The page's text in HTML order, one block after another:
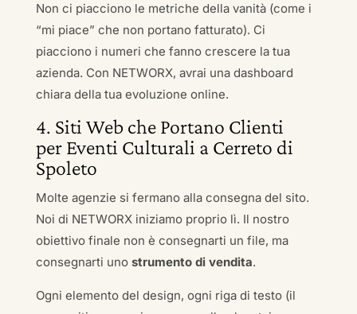
Non ci piacciono le metriche della vanità (come i
“mi piace” che non portano fatturato). Ci
piacciono i numeri che fanno crescere la tua
azienda. Con NETWORX, avrai una dashboard
chiara della tua evoluzione online.
4. Siti Web che Portano Clienti
per Eventi Culturali a Cerreto di
Spoleto
Molte agenzie si fermano alla consegna del sito.
Noi di NETWORX iniziamo proprio lì. Il nostro
obiettivo finale non è consegnarti un file, ma
consegnarti uno strumento di vendita.
Ogni elemento del design, ogni riga di testo (il